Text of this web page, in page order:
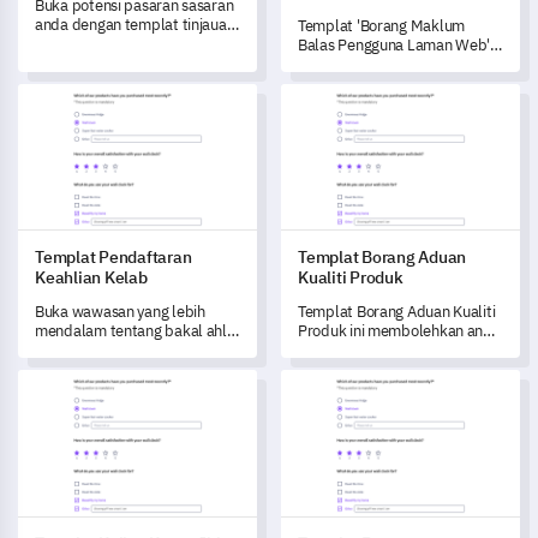
Buka potensi pasaran sasaran
anda dengan templat tinjauan
pilihan dan penjajaran
pelanggan.
Templat 'Borang Maklum
Balas Pengguna Laman Web'
mendapatkan pemahaman
menyeluruh tentang tingkah
laku pengguna dan interaksi
laman.
Templat Pendaftaran Keahlian Kelab
Templat Pendaftaran
Keahlian Kelab
Buka wawasan yang lebih
mendalam tentang bakal ahli
terperinci ini yang direka untuk
membantu anda
menyesuaikan pengalaman
yang diperibadikan.
Templat Borang Aduan Kualiti
Templat Borang Aduan
Kualiti Produk
Templat Borang Aduan Kualiti
Produk ini membolehkan anda
pengalaman pelanggan secara
menyeluruh dari pembelian
produk hingga penggunaan.
Templat Kajian Kesan Iklan Media SosialTemplat Borang